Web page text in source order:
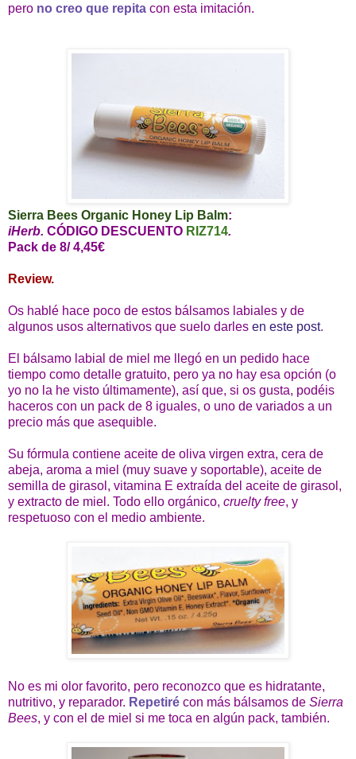
pero no creo que repita con esta imitación.
Sierra Bees Organic Honey Lip Balm:
iHerb. CÓDIGO DESCUENTO RIZ714.
Pack de 8/ 4,45€
Review.
Os hablé hace poco de estos bálsamos labiales y de
algunos usos alternativos que suelo darles en este post.
El bálsamo labial de miel me llegó en un pedido hace
tiempo como detalle gratuito, pero ya no hay esa opción (o
yo no la he visto últimamente), así que, si os gusta, podéis
haceros con un pack de 8 iguales, o uno de variados a un
precio más que asequible.
Su fórmula contiene aceite de oliva virgen extra, cera de
abeja, aroma a miel (muy suave y soportable), aceite de
semilla de girasol, vitamina E extraída del aceite de girasol,
y extracto de miel. Todo ello orgánico, cruelty free, y
respetuoso con el medio ambiente.
No es mi olor favorito, pero reconozco que es hidratante,
nutritivo, y reparador. Repetiré con más bálsamos de Sierra
Bees, y con el de miel si me toca en algún pack, también.